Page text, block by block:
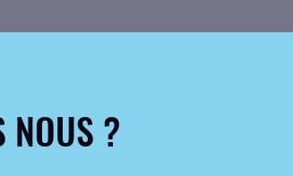
NOUS ?